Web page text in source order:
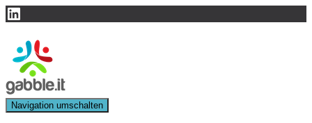
LinkedIn
Navigation umschalten